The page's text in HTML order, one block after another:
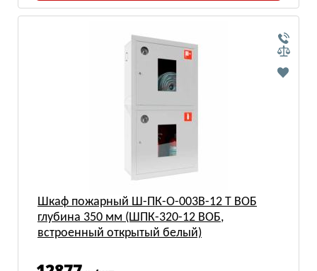
Шкаф пожарный Ш-ПК-О-003В-12 Т ВОБ
глубина 350 мм (ШПК-320-12 ВОБ,
встроенный открытый белый)